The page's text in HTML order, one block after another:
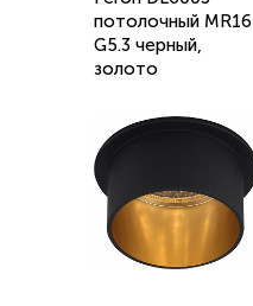
потолочный MR16
G5.3 черный,
золото